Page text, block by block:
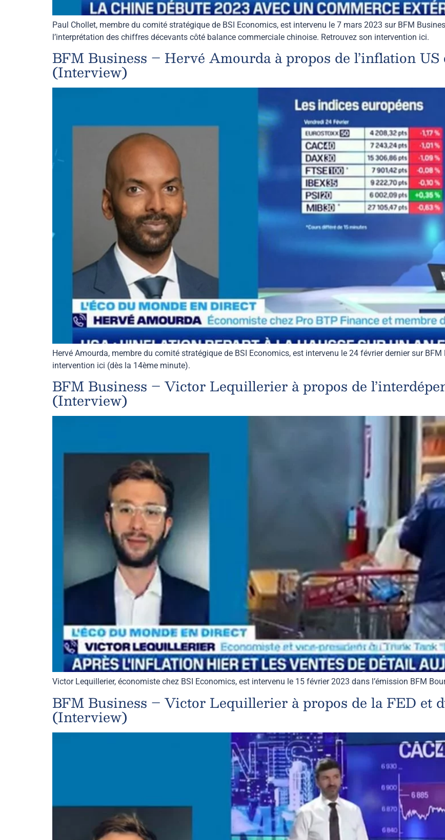
Paul Chollet, membre du comité stratégique de BSI Economics, est intervenu le 7 mars 2023 sur BFM
l’interprétation des chiffres décevants côté balance commerciale chinoise. Retrouvez son intervention ici.
BFM Business – Hervé Amourda à propos de l’inflation
(Interview)
Hervé Amourda, membre du comité stratégique de BSI Economics, est intervenu le 24 février dernier sur
intervention ici (dès la 14ème minute).
BFM Business – Victor Lequillerier à propos de
(Interview)
Victor Lequillerier, économiste chez BSI Economics, est intervenu le 15 février 2023 dans l’émission BFM
BFM Business – Victor Lequillerier à propos de la FED et
(Interview)